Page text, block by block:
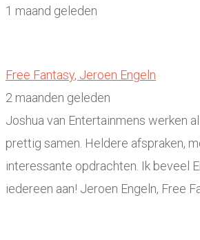
1 maand geleden
Free Fantasy, Jeroen Engeln
2 maanden geleden
Joshua van Entertainmens werken
prettig samen. Heldere afspraken,
interessante opdrachten. Ik beveel
iedereen aan! Jeroen Engeln, Free